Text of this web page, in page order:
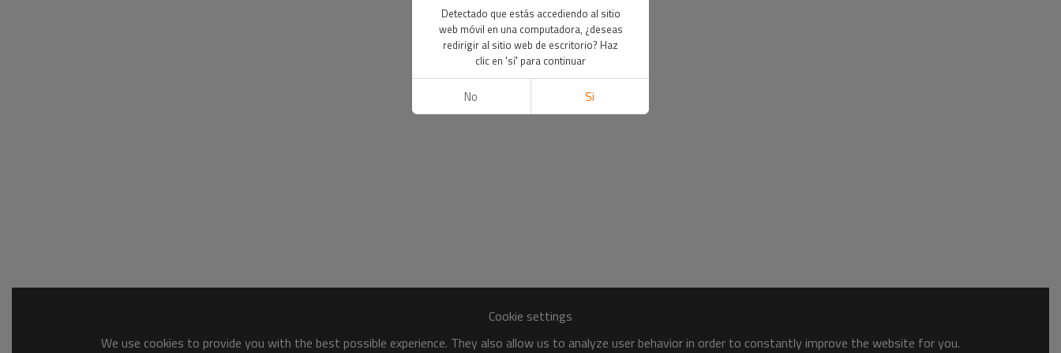
Cookie settings
We use cookies to provide you with the best possible experience. They also allow us to analyze user behavior in order to constantly improve the website for you.
Detectado que estás accediendo al sitio
web móvil en una computadora, ¿deseas
redirigir al sitio web de escritorio? Haz
clic en 'sí' para continuar
No Si